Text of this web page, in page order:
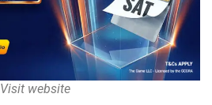
Visit website